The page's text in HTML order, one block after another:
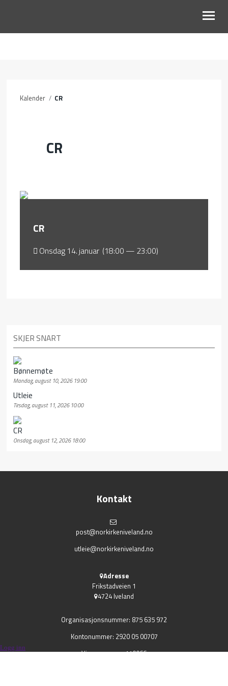
KONTAKT
Kalender / CR
CR
CR
Onsdag 14. januar (18:00 — 23:00)
SKJER SNART
Bønnemøte
Mandag, august 10, 2026 19:00
Utleie
Tirsdag, august 11, 2026 10:00
CR
Onsdag, august 12, 2026 18:00
Kontakt
post@norkirkeniveland.no
utleie@norkirkeniveland.no
Adresse
Frikstadveien 1
4724 Iveland
Organisasjonsnummer: 875 635 972
Kontonummer: 2920 05 00707
Vippsnummer: 110066
Logg inn